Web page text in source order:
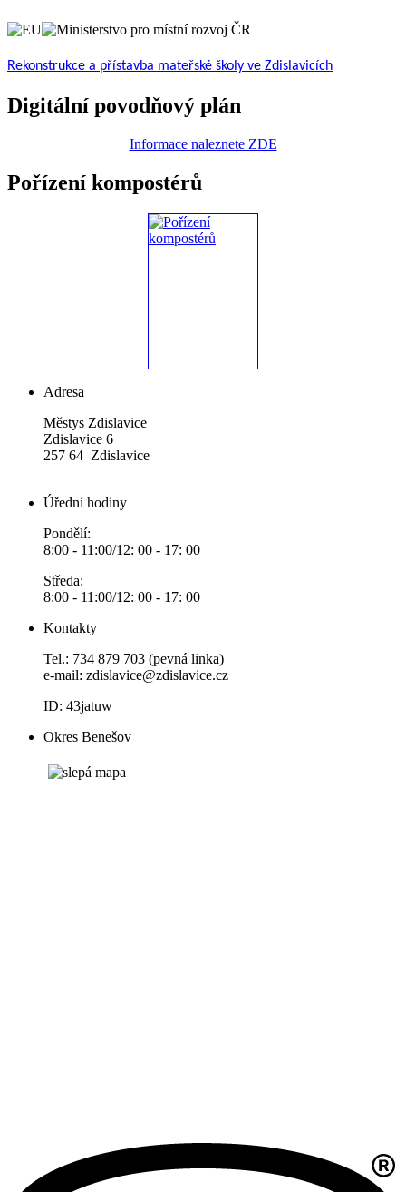
Rekonstrukce a přístavba mateřské školy ve Zdislavicích
Digitální povodňový plán
Informace naleznete ZDE
Pořízení kompostérů
Adresa
Městys Zdislavice
Zdislavice 6
257 64 Zdislavice
Úřední hodiny
Pondělí:
8:00 - 11:00/12: 00 - 17: 00
Středa:
8:00 - 11:00/12: 00 - 17: 00
Kontakty
Tel.: 734 879 703 (pevná linka)
e-mail: zdislavice@zdislavice.cz
ID: 43jatuw
Okres Benešov